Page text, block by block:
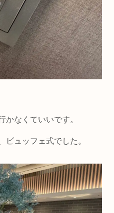
かなくていいです。
ビュッフェ式でした。